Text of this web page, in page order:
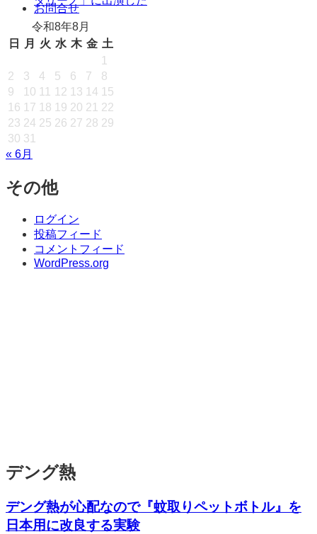
プ
お問合せ
令和8年8月
日
月 火 水 木 金 土
1
2
3 4 5 6 7
8
9
10 11 12 13 14 15
16 17 18 19 20 21 22
23 24 25 26 27 28 29
30 31
« 6月
その他
ログイン
投稿フィード
コメントフィード
WordPress.org
デング熱
デング熱が心配なので『蚊取りペットボトル』を
日本用に改良する実験